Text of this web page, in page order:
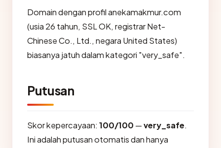
Domain dengan profil anekamakmur.com
(usia 26 tahun, SSL OK, registrar Net-
Chinese Co., Ltd., negara United States)
biasanya jatuh dalam kategori "very_safe".
Putusan
Skor kepercayaan: 100/100 —very_safe.
Ini adalah putusan otomatis dan hanya